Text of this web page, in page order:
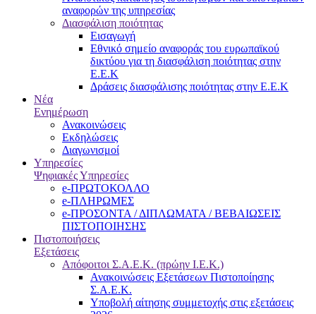
αναφορών της υπηρεσίας
Διασφάλιση ποιότητας
Εισαγωγή
Εθνικό σημείο αναφοράς του ευρωπαϊκού
δικτύου για τη διασφάλιση ποιότητας στην
Ε.Ε.Κ
Δράσεις διασφάλισης ποιότητας στην Ε.Ε.Κ
Νέα
Ενημέρωση
Ανακοινώσεις
Εκδηλώσεις
Διαγωνισμοί
Υπηρεσίες
Ψηφιακές Υπηρεσίες
e-ΠΡΩΤΟΚΟΛΛΟ
e-ΠΛΗΡΩΜΕΣ
e-ΠΡΟΣΟΝΤΑ / ΔΙΠΛΩΜΑΤΑ / ΒΕΒΑΙΩΣΕΙΣ
ΠΙΣΤΟΠΟΙΗΣΗΣ
Πιστοποιήσεις
Εξετάσεις
Απόφοιτοι Σ.Α.Ε.Κ. (πρώην Ι.Ε.Κ.)
Ανακοινώσεις Εξετάσεων Πιστοποίησης
Σ.Α.Ε.Κ.
Υποβολή αίτησης συμμετοχής στις εξετάσεις